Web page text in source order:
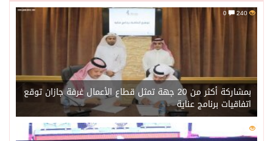
240
بمشاركة أكثر من 20 جهة تمثل قطاع الأعمال غرفة جازان توقع
اتفاقيات برنامج عناية
221